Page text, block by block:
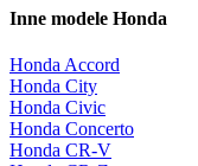
Inne modele Honda
Honda Accord
Honda City
Honda Civic
Honda Concerto
Honda CR-V